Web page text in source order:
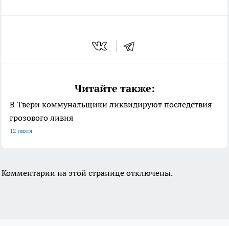
Читайте также:
В Твери коммунальщики ликвидируют последствия
грозового ливня
12 июля
Комментарии на этой странице отключены.